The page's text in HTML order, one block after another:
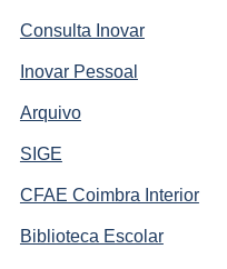
Consulta Inovar
Inovar Pessoal
Arquivo
SIGE
CFAE Coimbra Interior
Biblioteca Escolar